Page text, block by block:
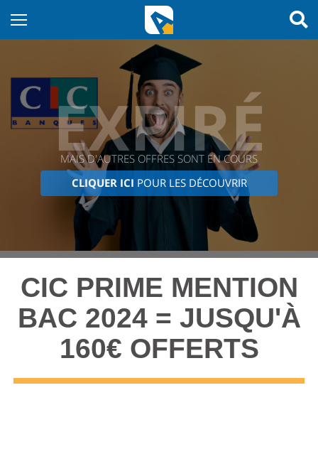
EXPIRÉ
MAIS D'AUTRES OFFRES SONT EN COURS
CLIQUER ICI POUR LES DÉCOUVRIR
CIC PRIME MENTION
BAC 2024 = JUSQU'À
160€ OFFERTS